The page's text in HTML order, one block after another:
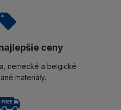
ceny
nemecké a belgické
materiály.